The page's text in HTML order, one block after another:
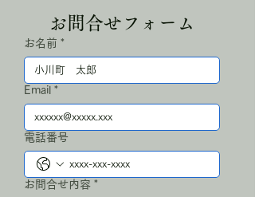
お問合せフォーム
お名前 *
Email *
電話番号
お問合せ内容 *